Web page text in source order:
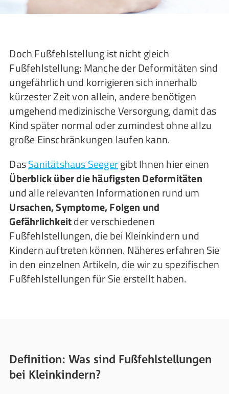
Doch Fußfehlstellung ist nicht gleich
Fußfehlstellung: Manche der Deformitäten sind
ungefährlich und korrigieren sich innerhalb
kürzester Zeit von allein, andere benötigen
umgehend medizinische Versorgung, damit das
Kind später normal oder zumindest ohne allzu
große Einschränkungen laufen kann.
DasSanitätshaus Seegergibt Ihnen hier einen
Überblick über die häufigsten Deformitäten
und alle relevanten Informationen rund um
Ursachen, Symptome, Folgen und
Gefährlichkeitder verschiedenen
Fußfehlstellungen, die bei Kleinkindern und
Kindern auftreten können. Näheres erfahren Sie
in den einzelnen Artikeln, die wir zu spezifischen
Fußfehlstellungen für Sie erstellt haben.
Definition: Was sind Fußfehlstellungen
bei Kleinkindern?